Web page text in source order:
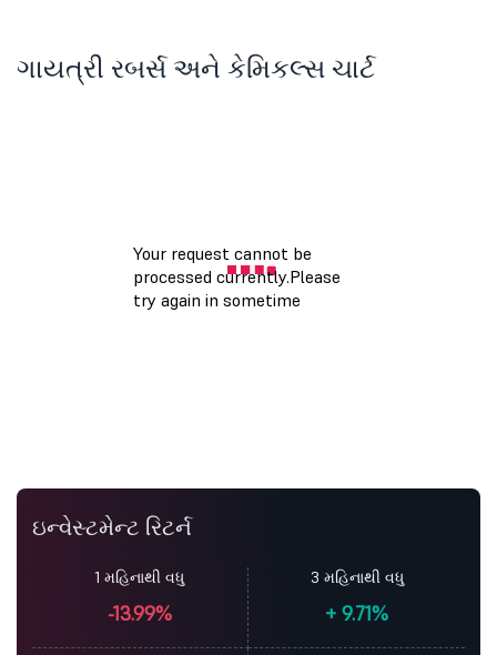
ગાયત્રી રબર્સ અને કેમિકલ્સ ચાર્ટ
ઇન્વેસ્ટમેન્ટ રિટર્ન
1 મહિનાથી વધુ
-13.99%
3 મહિનાથી વધુ
+ 9.71%